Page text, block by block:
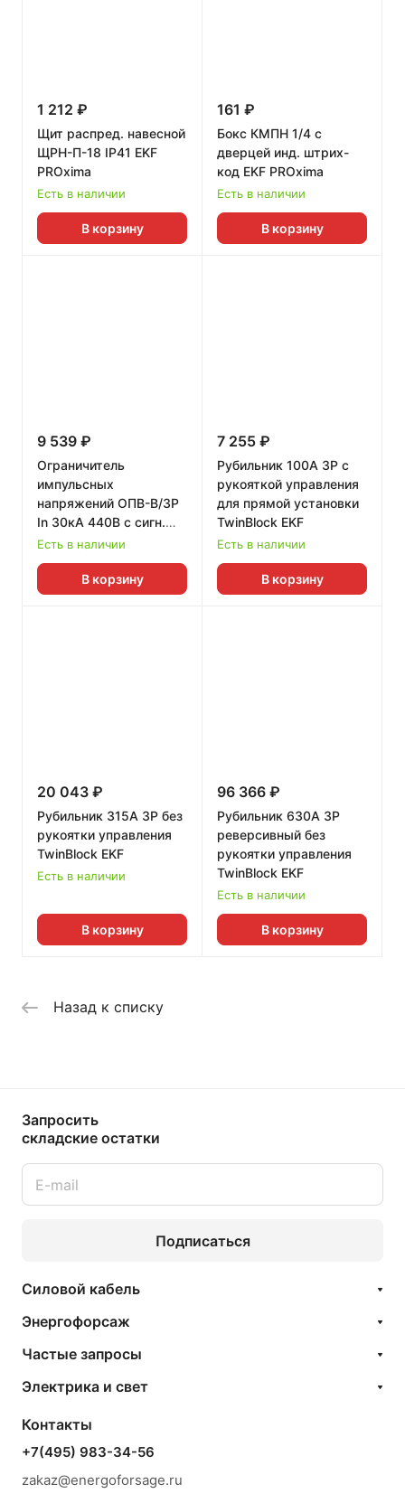
1 212 ₽
Щит распред. навесной
ЩРН-П-18 IP41 EKF
PROxima
Есть в наличии
В корзину
161 ₽
Бокс КМПН 1/4 с
дверцей инд. штрих-
код EKF PROxima
Есть в наличии
В корзину
9 539 ₽
Ограничитель
импульсных
напряжений ОПВ-B/3P
In 30кА 440В с сигн.
EKF PROxima
Есть в наличии
В корзину
7 255 ₽
Рубильник 100A 3P c
рукояткой управления
для прямой установки
TwinBlock EKF
Есть в наличии
В корзину
20 043 ₽
Рубильник 315A 3P без
рукоятки управления
TwinBlock EKF
Есть в наличии
В корзину
96 366 ₽
Рубильник 630A 3P
реверсивный без
рукоятки управления
TwinBlock EKF
Есть в наличии
В корзину
Назад к списку
Запросить
складские остатки
Подписаться
Силовой кабель
Энергофорсаж
Частые запросы
Электрика и свет
Контакты
+7(495) 983-34-56
zakaz@energoforsage.ru